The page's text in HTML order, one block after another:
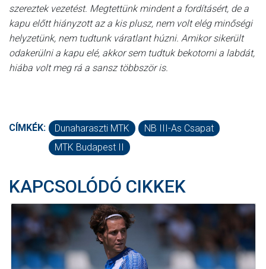
szereztek vezetést. Megtettünk mindent a fordításért, de a
kapu előtt hiányzott az a kis plusz, nem volt elég minőségi
helyzetünk, nem tudtunk váratlant húzni. Amikor sikerült
odakerülni a kapu elé, akkor sem tudtuk bekotorni a labdát,
hiába volt meg rá a sansz többször is.
CÍMKÉK: Dunaharaszti MTK
NB III-As Csapat
MTK Budapest II
KAPCSOLÓDÓ CIKKEK